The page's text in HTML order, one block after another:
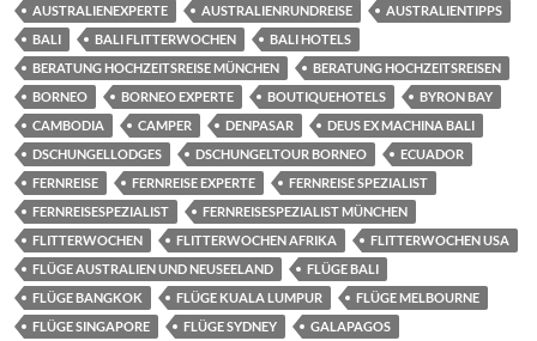
AUSTRALIENEXPERTE
AUSTRALIENRUNDREISE
AUSTRALIENTIPPS
BALI
BALI FLITTERWOCHEN
BALI HOTELS
BERATUNG HOCHZEITSREISE MÜNCHEN
BERATUNG HOCHZEITSREISEN
BORNEO
BORNEO EXPERTE BOUTIQUEHOTELS
BYRON BAY
CAMBODIA
CAMPER DENPASAR
DEUS EX MACHINA BALI
DSCHUNGELLODGES
DSCHUNGELTOUR BORNEO
ECUADOR
FERNREISE
FERNREISE EXPERTE
FERNREISE SPEZIALIST
FERNREISESPEZIALIST
FERNREISESPEZIALIST MÜNCHEN
FLITTERWOCHEN
FLITTERWOCHEN AFRIKA
FLITTERWOCHEN USA
FLÜGE AUSTRALIEN UND NEUSEELAND
FLÜGE BALI
FLÜGE BANGKOK
FLÜGE KUALA LUMPUR
FLÜGE MELBOURNE
FLÜGE SINGAPORE
FLÜGE SYDNEY
GALAPAGOS